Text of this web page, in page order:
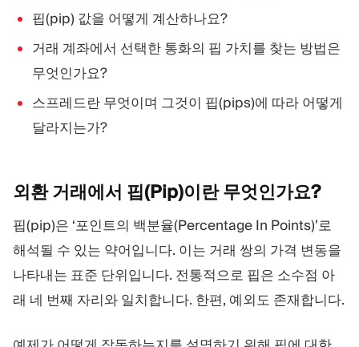
핍(pip) 값을 어떻게 계산하나요?
거래 계좌에서 선택한 통화의 핍 가치를 찾는 방법은
무엇인가요?
스프레드란 무엇이며 그것이 핍(pips)에 따라 어떻게
달라지는가?
외환 거래에서 핍(Pip)이란무엇인가요?
핍(pip)은 ‘포인트의 백분율(Percentage In Points)’로
해석될 수 있는 약어입니다. 이는 거래 쌍의 가격 변동을
나타내는 표준 단위입니다. 전통적으로 핍은 소수점 아
래 네 번째 자리와 일치합니다. 한편, 예외도 존재합니다.
지속가능성